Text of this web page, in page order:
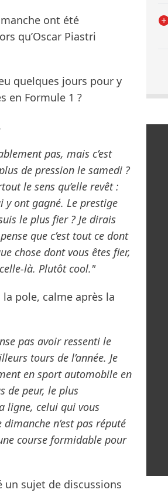
ont été
qu’Oscar Piastri
quelques jours pour y
en Formule 1 ?
pas, mais c’est
de pression le samedi ?
le sens qu’elle revêt :
y ont gagné. Le prestige
le plus fier ? Je dirais
que c’est tout ce dont
chose dont vous êtes fier,
là. Plutôt cool."
pole, calme après la
pas avoir ressenti le
tours de l’année. Je
en sport automobile en
de peur, le plus
ligne, celui qui vous
n’est pas réputé
course formidable pour
sujet de discussions